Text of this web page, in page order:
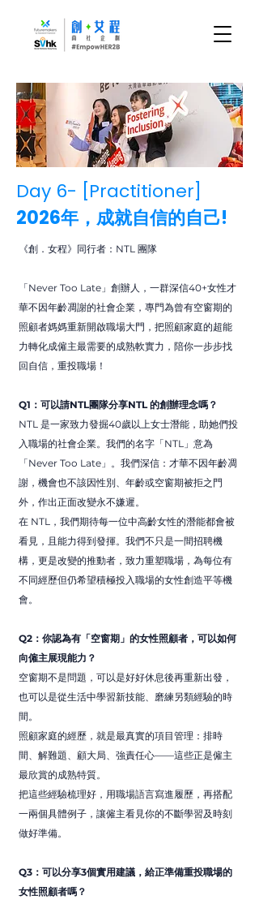
Day 6- [Practitioner]
2026年，成就自信的自己!
《創．女程》同行者：NTL 團隊
「Never Too Late」創辦人，一群深信40+女性才
華不因年齡凋謝的社會企業，專門為曾有空窗期的
照顧者媽媽重新開啟職場大門，把照顧家庭的超能
力轉化成僱主最需要的成熟軟實力，陪你一步步找
回自信，重投職場！
Q1：可以請NTL團隊分享NTL 的創辦理念嗎？
NTL 是一家致力發掘40歲以上女士潛能，助她們投
入職場的社會企業。我們的名字「NTL」意為
「Never Too Late」。我們深信：才華不因年齡凋
謝，機會也不該因性別、年齡或空窗期被拒之門
外，作出正面改變永不嫌遲。
在 NTL，我們期待每一位中高齡女性的潛能都會被
看見，且能力得到發揮。我們不只是一間招聘機
構，更是改變的推動者，致力重塑職場，為每位有
不同經歷但仍希望積極投入職場的女性創造平等機
會。
Q2：你認為有「空窗期」的女性照顧者，可以如何
向僱主展現能力？
空窗期不是問題，可以是好好休息後再重新出發，
也可以是從生活中學習新技能、磨練另類經驗的時
間。
照顧家庭的經歷，就是最真實的項目管理：排時
間、解難題、顧大局、強責任心——這些正是僱主
最欣賞的成熟特質。
把這些經驗梳理好，用職場語言寫進履歷，再搭配
一兩個具體例子，讓僱主看見你的不斷學習及時刻
做好準備。
Q3：可以分享3個實用建議，給正準備重投職場的
女性照顧者嗎？